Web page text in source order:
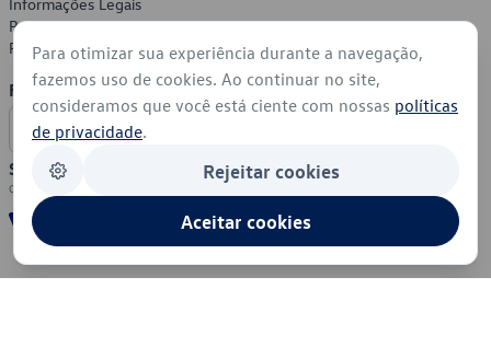
Política de Privacidade
Política de Cookies
Formas de Pagamento
Segurança
Para otimizar sua experiência durante a navegação,
fazemos uso de cookies. Ao continuar no site,
consideramos que você está ciente com nossas políticas
de privacidade.
Rejeitar cookies
Aceitar cookies